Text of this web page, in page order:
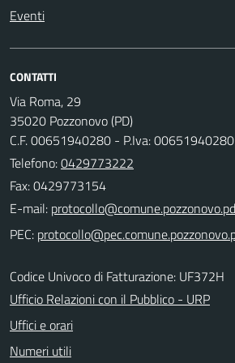
Eventi
CONTATTI
Via Roma, 29
35020 Pozzonovo (PD)
C.F. 00651940280 - P.Iva: 00651940280
Telefono:0429773222
Fax: 0429773154
E-mail:
PEC:
Codice Univoco di Fatturazione: UF372H
Ufficio Relazioni con il Pubblico - URP
Uffici e orari
Numeri utili